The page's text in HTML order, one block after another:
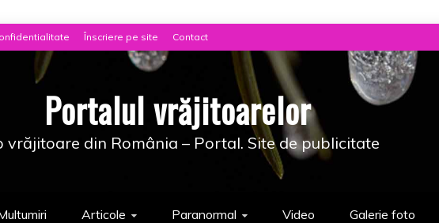
Înscriere pe site Contact
Portalul vrăjitoarelor
vrăjitoare din România – Portal. Site de publicitate
Articole Paranormal Video Galerie foto